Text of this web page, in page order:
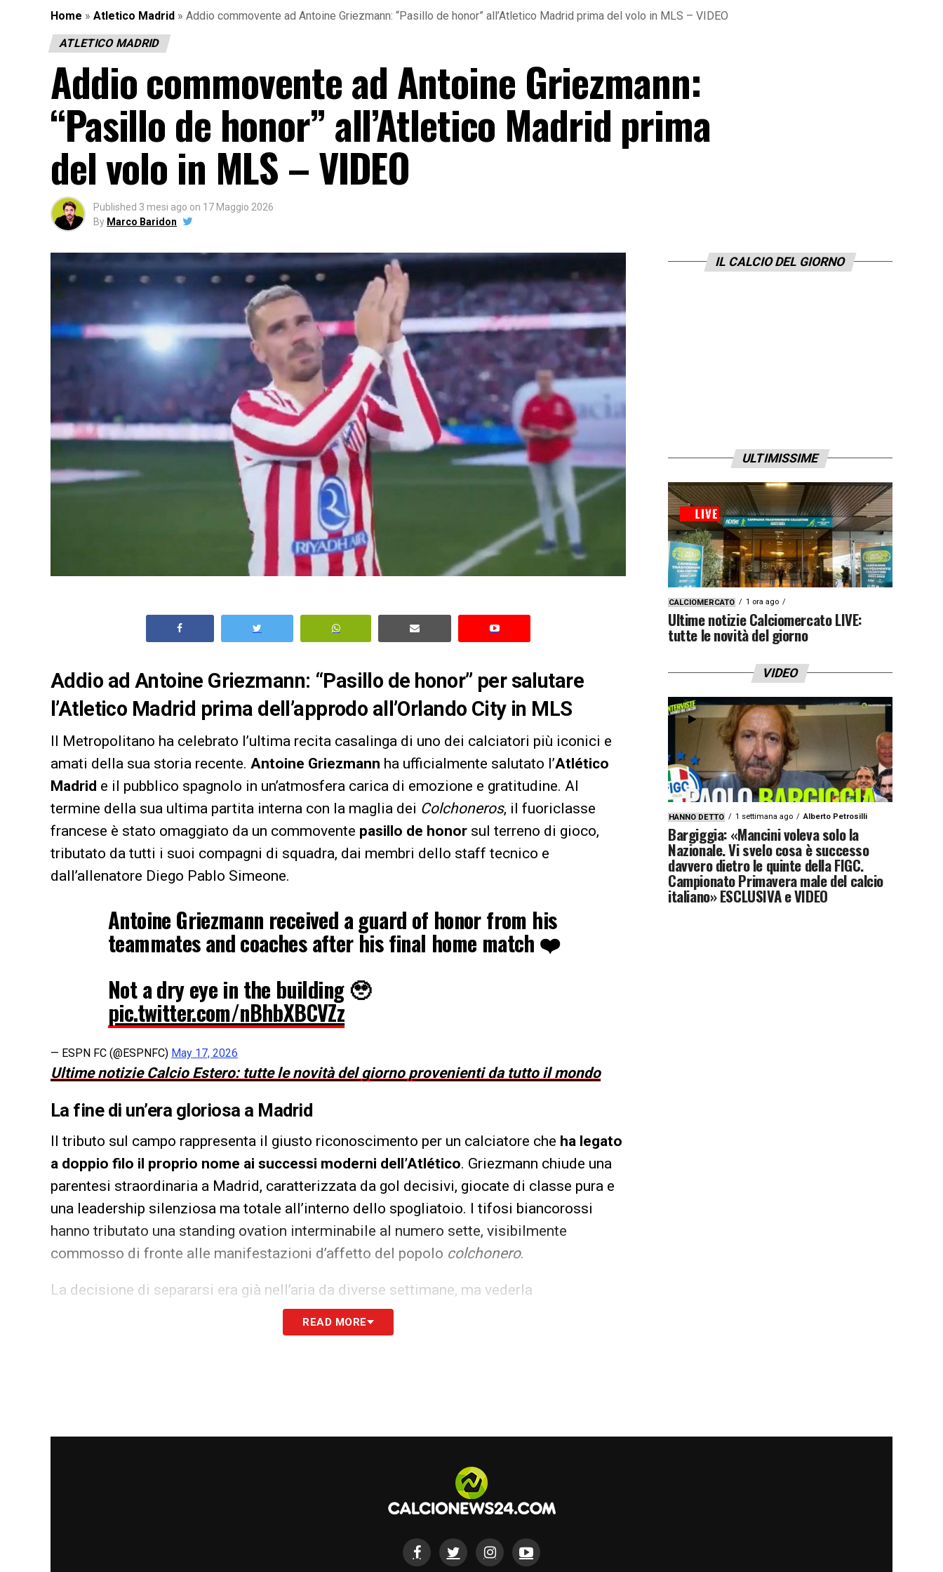
Home » Atletico Madrid » Addio commovente ad Antoine Griezmann: “Pasillo de honor” all’Atletico Madrid prima del volo in MLS – VIDEO
ATLETICO MADRID
Addio commovente ad Antoine Griezmann:
“Pasillo de honor” all’Atletico Madrid prima
del volo in MLS – VIDEO
Published 3 mesi ago on 17 Maggio 2026
By Marco Baridon
Addio ad Antoine Griezmann: “Pasillo de honor” per salutare
l’Atletico Madrid prima dell’approdo all’Orlando City in MLS
Il Metropolitano ha celebrato l’ultima recita casalinga di uno dei calciatori più iconici e
amati della sua storia recente. Antoine Griezmann ha ufficialmente salutato l’Atlético
Madrid e il pubblico spagnolo in un’atmosfera carica di emozione e gratitudine. Al
termine della sua ultima partita interna con la maglia dei Colchoneros, il fuoriclasse
francese è stato omaggiato da un commovente pasillo de honor sul terreno di gioco,
tributato da tutti i suoi compagni di squadra, dai membri dello staff tecnico e
dall’allenatore Diego Pablo Simeone.
Antoine Griezmann received a guard of honor from his
teammates and coaches after his final home match ❤️
Not a dry eye in the building 🥹
pic.twitter.com/nBhbXBCVZz
— ESPN FC (@ESPNFC) May 17, 2026
Ultime notizie Calcio Estero: tutte le novità del giorno provenienti da tutto il mondo
La fine di un’era gloriosa a Madrid
Il tributo sul campo rappresenta il giusto riconoscimento per un calciatore che ha legato
a doppio filo il proprio nome ai successi moderni dell’Atlético. Griezmann chiude una
parentesi straordinaria a Madrid, caratterizzata da gol decisivi, giocate di classe pura e
una leadership silenziosa ma totale all’interno dello spogliatoio. I tifosi biancorossi
hanno tributato una standing ovation interminabile al numero sette, visibilmente
commosso di fronte alle manifestazioni d’affetto del popolo colchonero.
La decisione di separarsi era già nell’aria da diverse settimane, ma vederla
concretizzarsi sul rettangolo verde ha formalmente sancito la fine di un’epoca per il club
madrileno, che ora dovrà trovare sulcalciomercatoun sostituto all’altezza per non
, franchigia statunitense che ha piazzato un vero e proprio colpo da novanta per
innalzare il livello tecnico e mediatico del campionato americano.
sport d’oltreatlantico, e la scelta di sposare il progetto calcistico della Florida si sposa
READ MORE
IL CALCIO DEL GIORNO
ULTIMISSIME
CALCIOMERCATO 1 ora ago
Ultime notizie Calciomercato LIVE:
tutte le novità del giorno
VIDEO
HANNO DETTO 1 settimana ago Alberto Petrosilli
Bargiggia: «Mancini voleva solo la
Nazionale. Vi svelo cosa è successo
davvero dietro le quinte della FIGC.
Campionato Primavera male del calcio
italiano» ESCLUSIVA e VIDEO